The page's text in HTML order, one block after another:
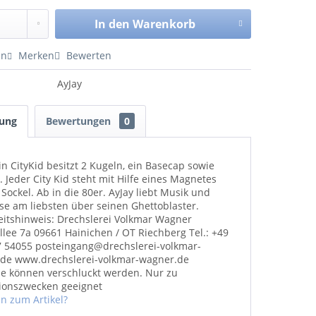
In den Warenkorb
Merken Bewerten
AyJay
Bewertungen 0
CityKid besitzt 2 Kugeln, ein Basecap sowie
Jeder City Kid steht mit Hilfe eines Magnetes
Ab in die 80er. AyJay liebt Musik und
am liebsten über seinen Ghettoblaster.
Drechslerei Volkmar Wagner
7a 09661 Hainichen / OT Riechberg Tel.: +49
54055 posteingang@drechslerei-volkmar-
www.drechslerei-volkmar-wagner.de
können verschluckt werden. Nur zu
geeignet
zum Artikel?